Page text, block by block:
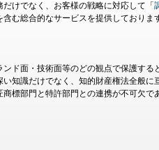
けでなく、お客様の戦略に対応して「
含む総合的なサービスを提供しており
ド面・技術面等のどの観点で保護す
知識だけでなく、知的財産権法全般
標部門と特許部門との連携が不可欠で